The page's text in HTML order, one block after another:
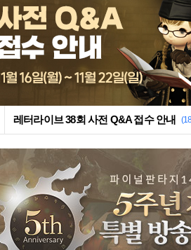
레터라이브 38회 사전 Q&A 접수 안내